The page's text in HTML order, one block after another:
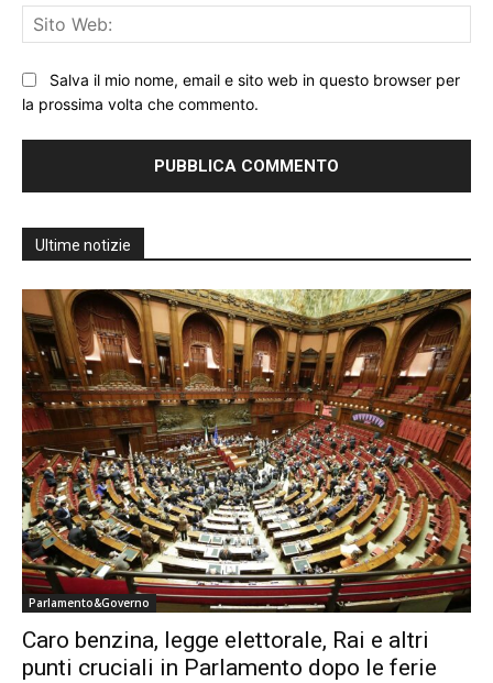
Salva il mio nome, email e sito web in questo browser per
la prossima volta che commento.
Ultime notizie
Parlamento&Governo
Caro benzina, legge elettorale, Rai e altri
punti cruciali in Parlamento dopo le ferie